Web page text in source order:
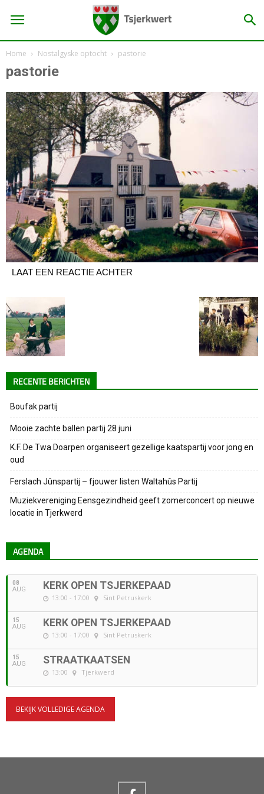
Home Nostalgyske optocht pastorie
pastorie
LAAT EEN REACTIE ACHTER
RECENTE BERICHTEN
Boufak partij
Mooie zachte ballen partij 28 juni
K.F. De Twa Doarpen organiseert gezellige kaatspartij voor jong en
oud
Ferslach Jûnspartij – fjouwer listen Waltahûs Partij
Muziekvereniging Eensgezindheid geeft zomerconcert op nieuwe
locatie in Tjerkwerd
AGENDA
08
AUG KERK OPEN TSJERKEPAAD
13:00 - 17:00 Sint Petruskerk
15
AUG KERK OPEN TSJERKEPAAD
13:00 - 17:00 Sint Petruskerk
15
AUG STRAATKAATSEN
13:00 Tjerkwerd
BEKIJK VOLLEDIGE AGENDA